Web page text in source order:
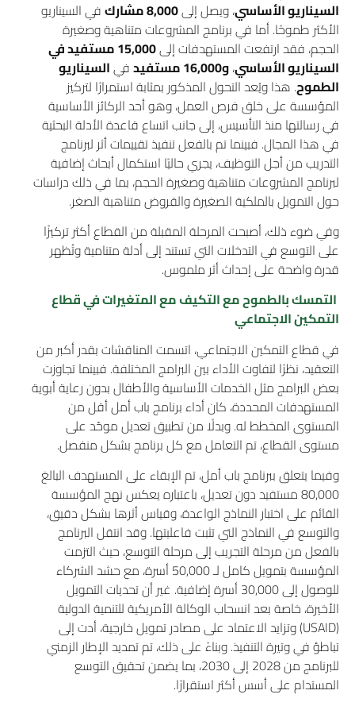
السيناريو الأساسي، ويصل إلى8,000 مشارك
في السيناريو
الأكثر طموحًا. أما في برنامج المشروعات متناهية وصغيرة
الحجم، فقد ارتفعت المستهدفات إلى
15,000 مستفيد في
السيناريو الأساسي،و16,000 مستفيد فيالسيناريو
الطموح. هذا ويُعد التحول المذكور بمثابة استمرارًا لتركيز
المؤسسة على خلق فرص العمل، وهو أحد الركائز الأساسية
في رسالتها منذ التأسيس، إلى جانب اتساع قاعدة الأدلة البحثية
في هذا المجال. فبينما تم بالفعل تنفيذ تقييمات أثر لبرنامج
التدريب من أجل التوظيف، يجري حاليًا استكمال أبحاث إضافية
لبرنامج المشروعات متناهية وصغيرة الحجم، بما في ذلك دراسات
حول التمويل بالملكية الصغيرة والقروض متناهية الصغر.
وفي ضوء ذلك، أصبحت المرحلة المقبلة من القطاع أكثر تركيزًا
على التوسع في التدخلات التي تستند إلى أدلة متنامية وتُظهر
قدرة واضحة على إحداث أثر ملموس.
التمسك بالطموح مع التكيف مع المتغيرات في قطاع
التمكين الاجتماعي
في قطاع التمكين الاجتماعي، اتسمت المناقشات بقدر أكبر من
التعقيد، نظرًا لتفاوت الأداء بين البرامج المختلفة. فبينما تجاوزت
بعض البرامج مثل الخدمات الأساسية والأطفال بدون رعاية أبوية
المستهدفات المحددة، كان أداء برنامج باب أمل أقل من
المستوى المخطط له. وبدلًا من تطبيق تعديل موحّد على
مستوى القطاع، تم التعامل مع كل برنامج بشكل منفصل.
وفيما يتعلق ببرنامج باب أمل، تم الإبقاء على المستهدف البالغ
80,000 مستفيد دون تعديل، باعتباره يعكس نهج المؤسسة
القائم على اختبار النماذج الواعدة، وقياس أثرها بشكل دقيق،
والتوسع في النماذج التي تثبت فاعليتها. وقد انتقل البرنامج
بالفعل من مرحلة التجريب إلى مرحلة التوسع، حيث التزمت
المؤسسة بتمويل كامل لـ 50,000 أسرة، مع حشد الشركاء
للوصول إلى 30,000 أسرة إضافية. غير أن تحديات التمويل
الأخيرة، خاصة بعد انسحاب الوكالة الأمريكية للتنمية الدولية
(USAID) وتزايد الاعتماد على مصادر تمويل خارجية، أدت إلى
تباطؤ في وتيرة التنفيذ. وبناءً على ذلك، تم تمديد الإطار الزمني
للبرنامج من 2028 إلى 2030، بما يضمن تحقيق التوسع
المستدام على أسس أكثر استقرارًا.